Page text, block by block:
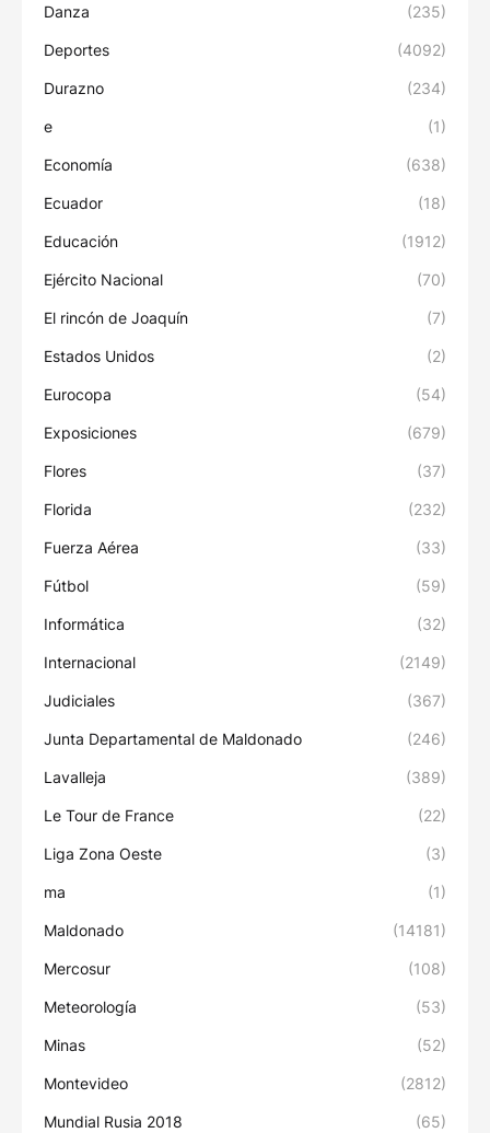
Danza (235)
Deportes (4092)
Durazno (234)
e (1)
Economía (638)
Ecuador (18)
Educación (1912)
Ejército Nacional (70)
El rincón de Joaquín (7)
Estados Unidos (2)
Eurocopa (54)
Exposiciones (679)
Flores (37)
Florida (232)
Fuerza Aérea (33)
Fútbol (59)
Informática (32)
Internacional (2149)
Judiciales (367)
Junta Departamental de Maldonado (246)
Lavalleja (389)
Le Tour de France (22)
Liga Zona Oeste (3)
ma (1)
Maldonado (14181)
Mercosur (108)
Meteorología (53)
Minas (52)
Montevideo (2812)
Mundial Rusia 2018 (65)